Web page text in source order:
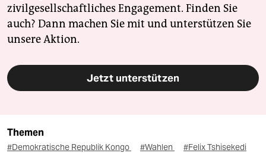
zivilgesellschaftliches Engagement. Finden Sie
auch? Dann machen Sie mit und unterstützen Sie
unsere Aktion.
Jetzt unterstützen
Themen
#Demokratische Republik Kongo #Wahlen
#Felix Tshisekedi